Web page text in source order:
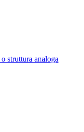
struttura analoga